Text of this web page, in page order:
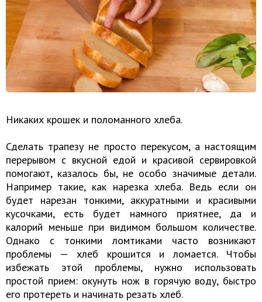
Никаких крошек и поломанного хлеба.
Сделать трапезу не просто перекусом, а настоящим
перерывом с вкусной едой и красивой сервировкой
помогают, казалось бы, не особо значимые детали.
Например такие, как нарезка хлеба. Ведь если он
будет нарезан тонкими, аккуратными и красивыми
кусочками, есть будет намного приятнее, да и
калорий меньше при видимом большом количестве.
Однако с тонкими ломтиками часто возникают
проблемы — хлеб крошится и ломается. Чтобы
избежать этой проблемы, нужно использовать
простой прием: окунуть нож в горячую воду, быстро
его протереть и начинать резать хлеб.